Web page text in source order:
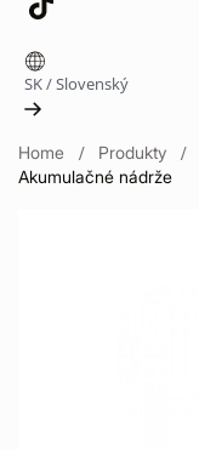
SK/Slovenský
Home Produkty
Akumulačné nádrže